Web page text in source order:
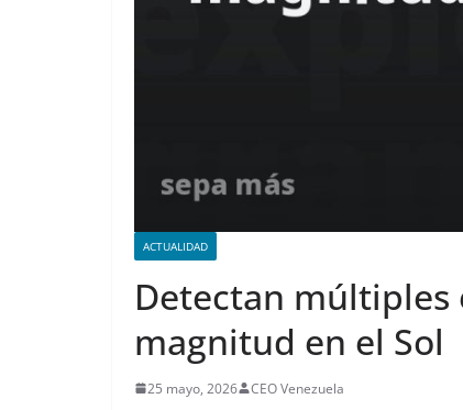
ACTUALIDAD
Detectan múltiples
magnitud en el Sol
25 mayo, 2026 CEO Venezuela